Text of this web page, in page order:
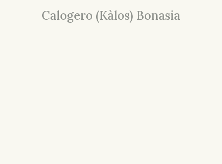
Calogero (Kàlos) Bonasia